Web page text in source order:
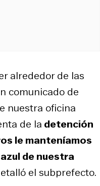
alrededor de las
comunicado de
nuestra oficina
de la detención
le manteníamos
de nuestra
el subprefecto.